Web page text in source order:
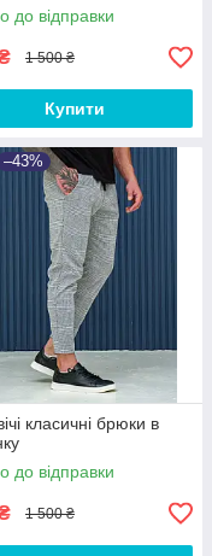
до відправки
1 500 ₴
Купити
–43%
класичні брюки в
до відправки
1 500 ₴